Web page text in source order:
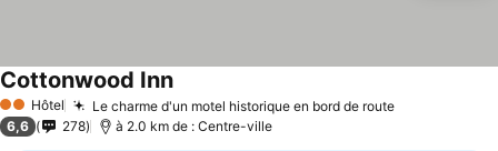
2 Étoiles
Hôtel Le charme d'un motel historique en bord de routeConsulter
Cottonwood InnConsulter les prix
6,6 278 à 2.0 km de : Centre-ville